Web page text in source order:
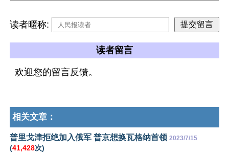
读者暱称:
读者留言
欢迎您的留言反馈。
相关文章：
普里戈津拒绝加入俄军 普京想换瓦格纳首领 2023/7/15
(41,428次)